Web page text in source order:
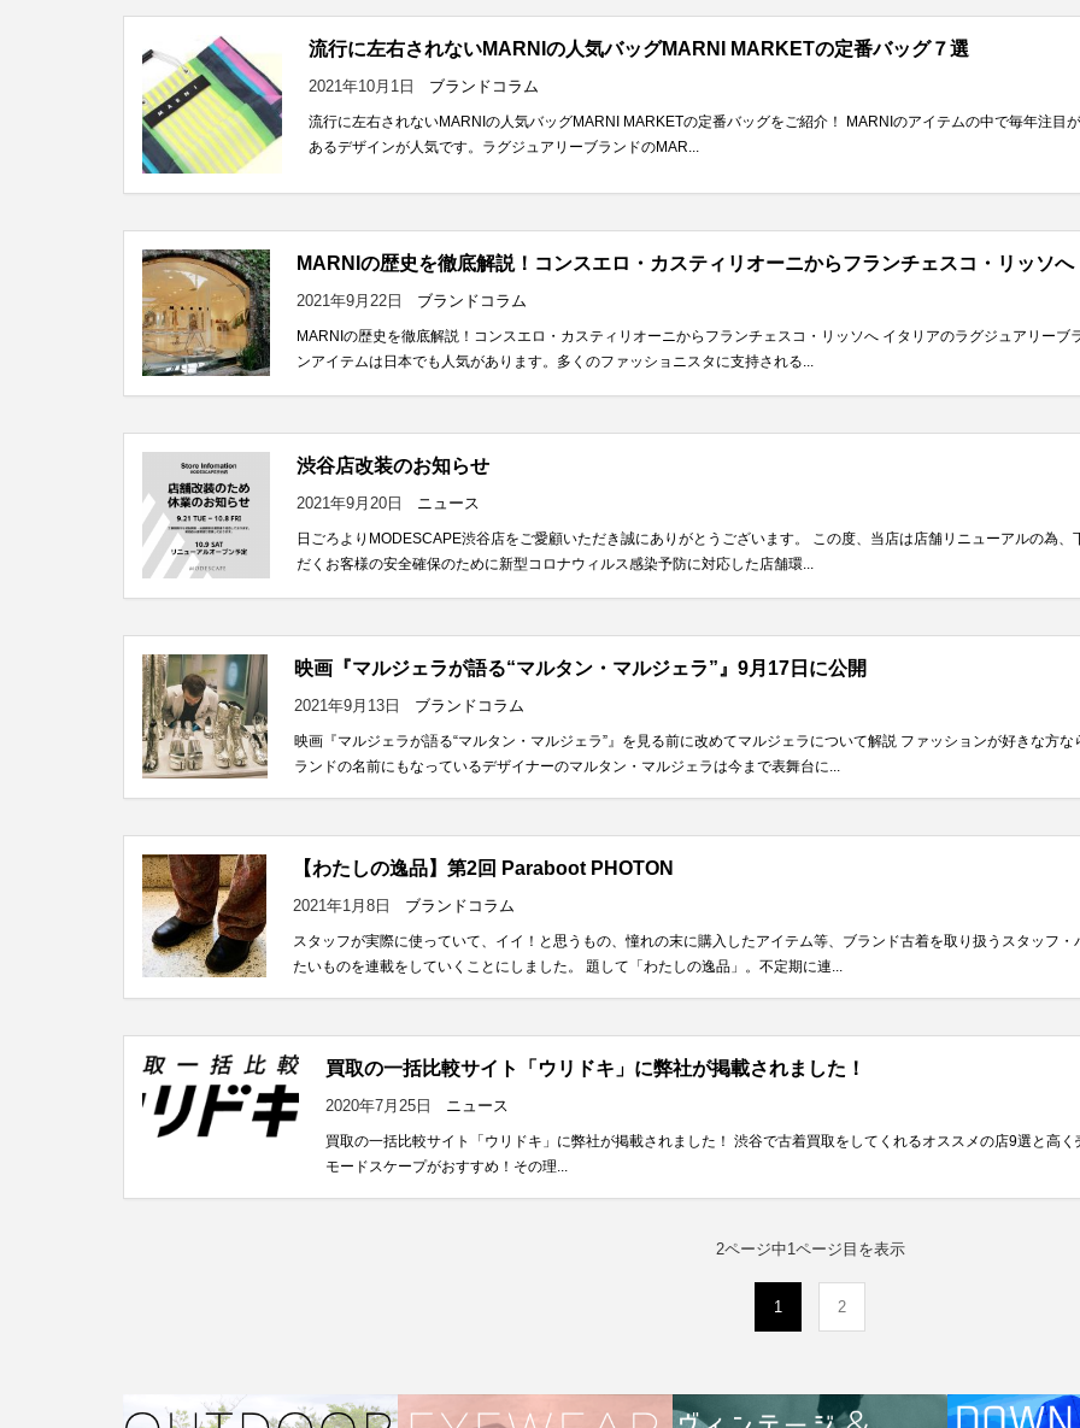
流行に左右されないMARNIの人気バッグMARNI MARKETの定番バッグ７選
2021年10月1日 ブランドコラム
流行に左右されないMARNIの人気バッグMARNI MARKETの定番バッグをご紹介！ MARNIのアイテムの中で毎年注目
あるデザインが人気です。ラグジュアリーブランドのMAR...
MARNIの歴史を徹底解説！コンスエロ・カスティリオーニからフランチェスコ・リッソへ
2021年9月22日 ブランドコラム
MARNIの歴史を徹底解説！コンスエロ・カスティリオーニからフランチェスコ・リッソへ イタリアのラグジュアリー
ンアイテムは日本でも人気があります。多くのファッショニスタに支持される...
渋谷店改装のお知らせ
2021年9月20日 ニュース
日ごろよりMODESCAPE渋谷店をご愛顧いただき誠にありがとうございます。 この度、当店は店舗リニューアルの為
だくお客様の安全確保のために新型コロナウィルス感染予防に対応した店舗環...
映画『マルジェラが語る“マルタン・マルジェラ”』9月17日に公開
2021年9月13日 ブランドコラム
映画『マルジェラが語る“マルタン・マルジェラ”』を見る前に改めてマルジェラについて解説 ファッションが好きな方
ランドの名前にもなっているデザイナーのマルタン・マルジェラは今まで表舞台に...
【わたしの逸品】第2回 Paraboot PHOTON
2021年1月8日 ブランドコラム
スタッフが実際に使っていて、イイ！と思うもの、憧れの末に購入したアイテム等、ブランド古着を取り扱うスタッフ
たいものを連載をしていくことにしました。 題して「わたしの逸品」。不定期に連...
買取の一括比較サイト「ウリドキ」に弊社が掲載されました！
2020年7月25日 ニュース
買取の一括比較サイト「ウリドキ」に弊社が掲載されました！ 渋谷で古着買取をしてくれるオススメの店9選と高
モードスケープがおすすめ！その理...
2ページ中1ページ目を表示
1 2